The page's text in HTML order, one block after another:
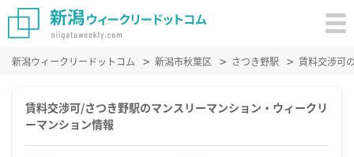
新潟ウィークリードットコム 新潟市秋葉区 さつき野駅 賃料交渉可
賃料交渉可/さつき野駅のマンスリーマンション・ウィークリ
ーマンション情報